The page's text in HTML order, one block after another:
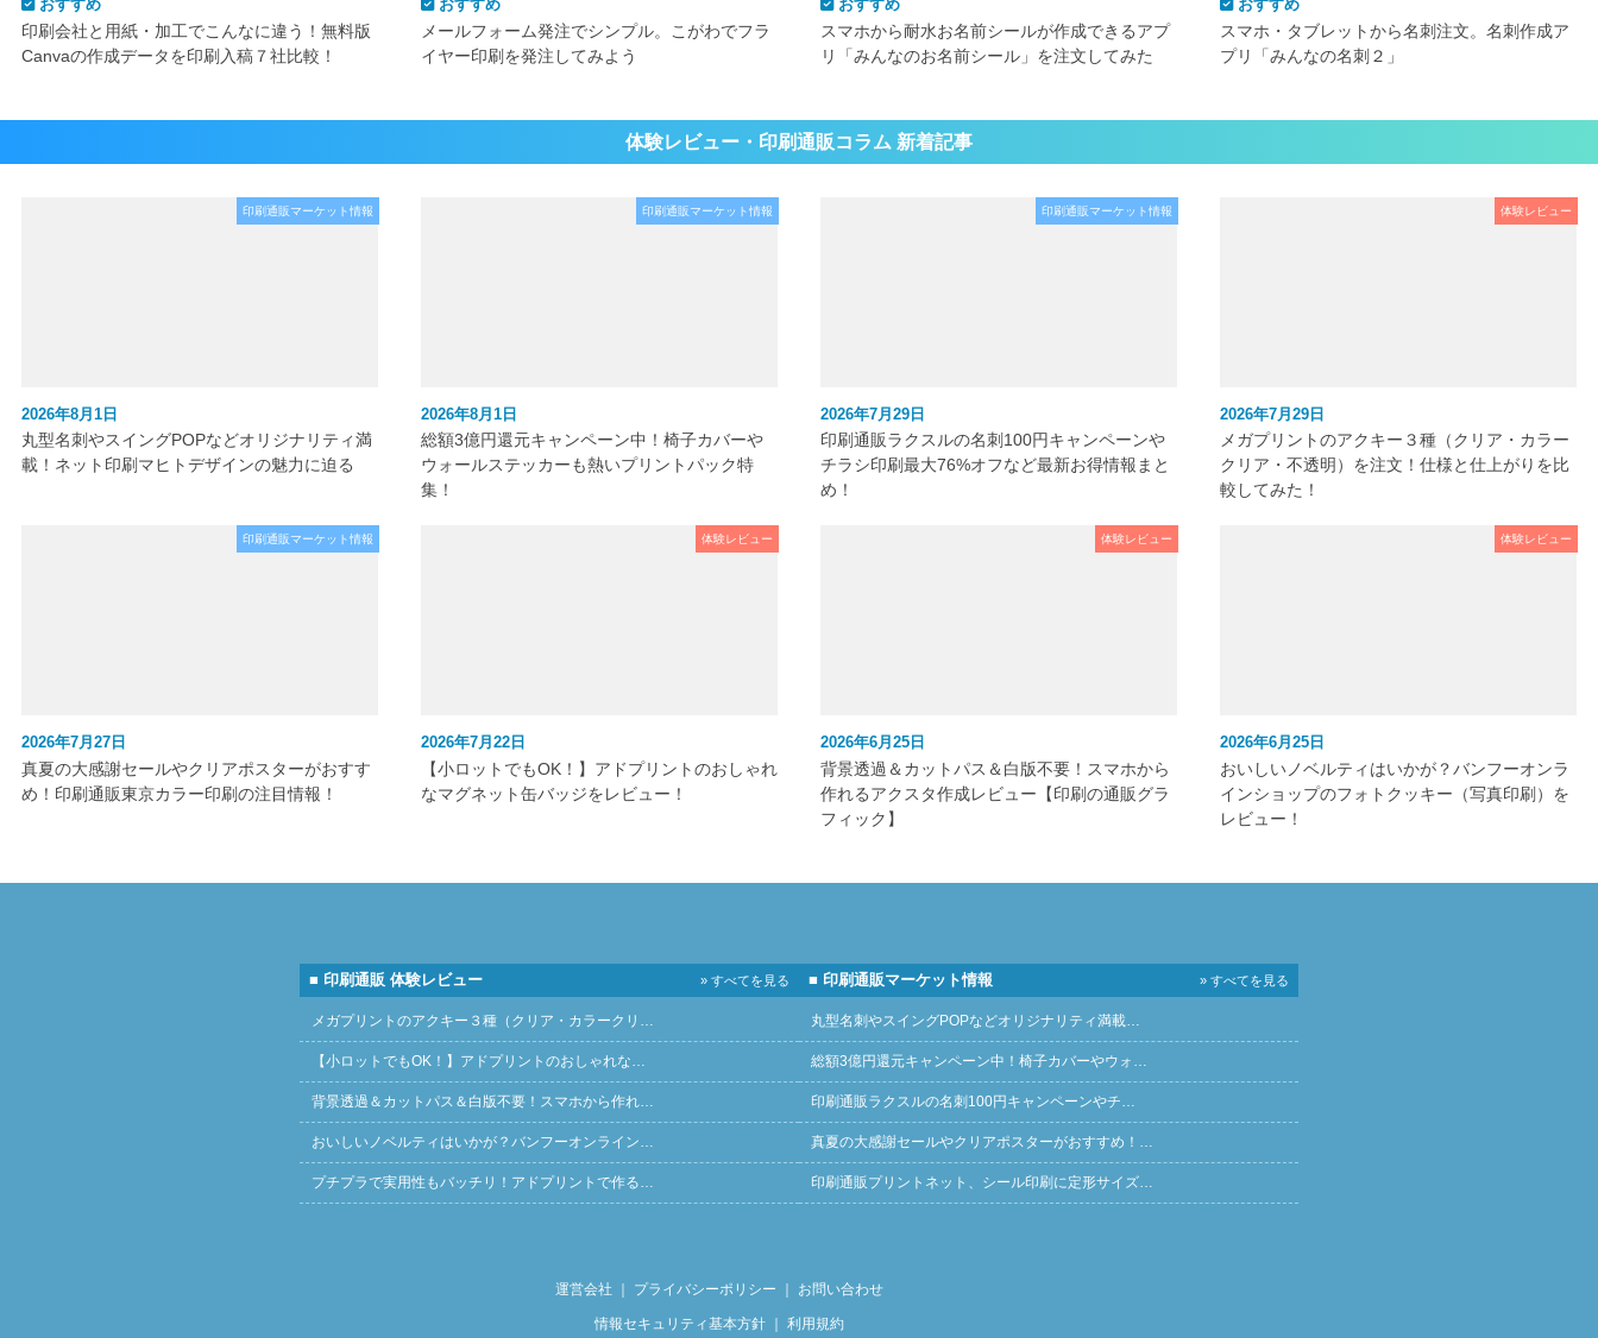
おすすめ
印刷会社と用紙・加工でこんなに違う！無料版
Canvaの作成データを印刷入稿７社比較！
おすすめ
メールフォーム発注でシンプル。こがわでフラ
イヤー印刷を発注してみよう
おすすめ
スマホから耐水お名前シールが作成できるアプ
リ「みんなのお名前シール」を注文してみた
おすすめ
スマホ・タブレットから名刺注文。名刺作成ア
プリ「みんなの名刺２」
体験レビュー・印刷通販コラム 新着記事
印刷通販マーケット情報
2026年8月1日
丸型名刺やスイングPOPなどオリジナリティ満
載！ネット印刷マヒトデザインの魅力に迫る
印刷通販マーケット情報
2026年8月1日
総額3億円還元キャンペーン中！椅子カバーや
ウォールステッカーも熱いプリントパック特
集！
印刷通販マーケット情報
2026年7月29日
印刷通販ラクスルの名刺100円キャンペーンや
チラシ印刷最大76%オフなど最新お得情報まと
め！
体験レビュー
2026年7月29日
メガプリントのアクキー３種（クリア・カラー
クリア・不透明）を注文！仕様と仕上がりを比
較してみた！
印刷通販マーケット情報
2026年7月27日
真夏の大感謝セールやクリアポスターがおすす
め！印刷通販東京カラー印刷の注目情報！
体験レビュー
2026年7月22日
【小ロットでもOK！】アドプリントのおしゃれ
なマグネット缶バッジをレビュー！
体験レビュー
2026年6月25日
背景透過＆カットパス＆白版不要！スマホから
作れるアクスタ作成レビュー【印刷の通販グラ
フィック】
体験レビュー
2026年6月25日
おいしいノベルティはいかが？バンフーオンラ
インショップのフォトクッキー（写真印刷）を
レビュー！
■ 印刷通販 体験レビュー » すべてを見る
メガプリントのアクキー３種（クリア・カラークリ…
【小ロットでもOK！】アドプリントのおしゃれな…
背景透過＆カットパス＆白版不要！スマホから作れ…
おいしいノベルティはいかが？バンフーオンライン…
プチプラで実用性もバッチリ！アドプリントで作る…
■ 印刷通販マーケット情報 » すべてを見る
丸型名刺やスイングPOPなどオリジナリティ満載…
総額3億円還元キャンペーン中！椅子カバーやウォ…
印刷通販ラクスルの名刺100円キャンペーンやチ…
真夏の大感謝セールやクリアポスターがおすすめ！…
印刷通販プリントネット、シール印刷に定形サイズ…
運営会社 ｜ プライバシーポリシー ｜ お問い合わせ
情報セキュリティ基本方針｜ 利用規約